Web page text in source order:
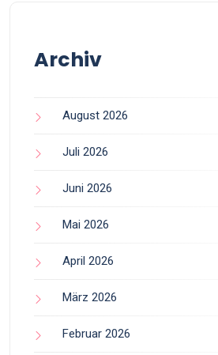
Archiv
August 2026
Juli 2026
Juni 2026
Mai 2026
April 2026
März 2026
Februar 2026